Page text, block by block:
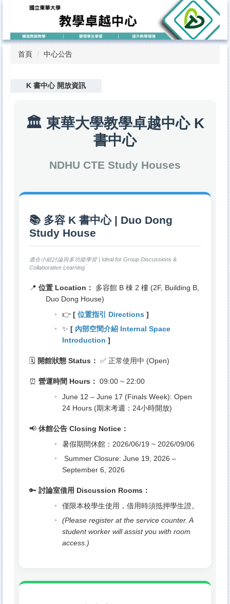
要
首頁 中心公告
K 書中心 開放資訊
🏛️ 東華大學教學卓越中心 K
書中心
NDHU CTE Study Houses
📚 多容 K 書中心 | Duo Dong
Study House
適合小組討論與多功能學習 | Ideal for Group Discussions &
Collaborative Learning
📍 位置 Location：
多容館 B 棟 2 樓 (2F, Building B,
Duo Dong House)
👉 [ 位置指引 Directions ]
✨ [ 內部空間介紹 Internal Space
Introduction ]
🗓️ 開館狀態 Status： ✅ 正常使用中 (Open)
⏰ 營運時間 Hours： 09:00 ~ 22:00
June 12 – June 17 (Finals Week): Open
24 Hours (期末考週：24小時開放)
📢 休館公告 Closing Notice：
暑假期間休館：2026/06/19 ~ 2026/09/06
Summer Closure: June 19, 2026 –
September 6, 2026
🔑 討論室借用 Discussion Rooms：
僅限本校學生使用，借用時須抵押學生證。
(Please register at the service counter. A
student worker will assist you with room
access.)